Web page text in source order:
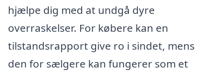
hjælpe dig med at undgå dyre
overraskelser. For købere kan en
tilstandsrapport give ro i sindet, mens
den for sælgere kan fungerer som et